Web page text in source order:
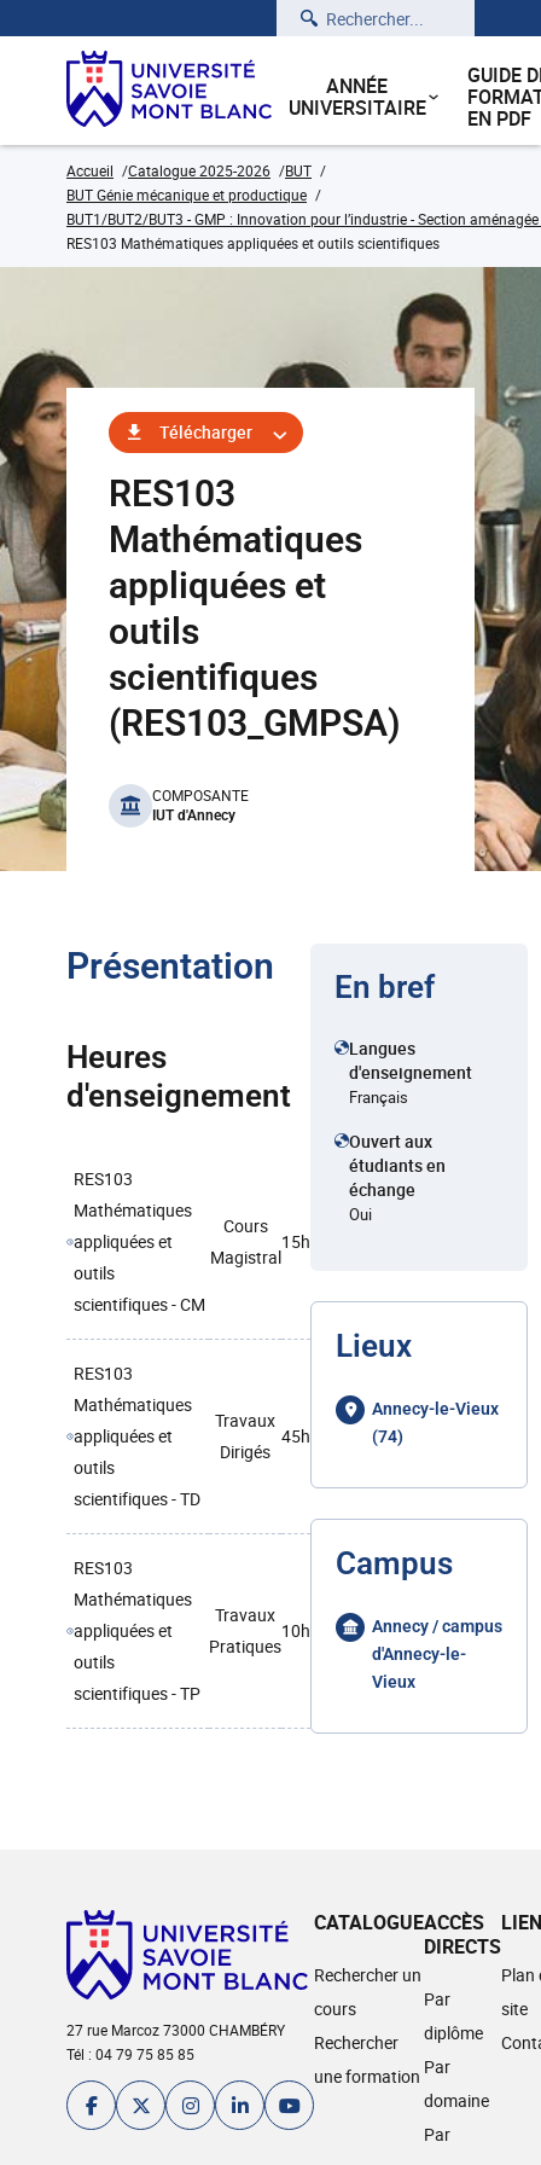
Rechercher
ANNÉE
UNIVERSITAIRE
GUIDE
EN PDF
Accueil Catalogue 2025-2026
BUT
BUT Génie mécanique et productique
BUT1/BUT2/BUT3 - GMP : Innovation pour l’industrie - Section
RES103 Mathématiques appliquées et outils scientifiques
Télécharger
RES103
Mathématiques
appliquées et
outils
scientifiques
(RES103_GMPSA)
benefits
COMPOSANTE
IUT d'Annecy
Présentation
Heures
d'enseignement
RES103
Mathématiques
appliquées et
outils
scientifiques - CM
Cours
Magistral
15h
RES103
Mathématiques
appliquées et
outils
scientifiques - TD
Travaux
Dirigés
45h
RES103
Mathématiques
appliquées et
outils
scientifiques - TP
Travaux
Pratiques
10h
En bref
Langues
d'enseignement
Français
Ouvert aux
étudiants en
échange
Oui
Lieux
Annecy-le-Vieux
(74)
Campus
Annecy / campus
d'Annecy-le-
Vieux
27 rue Marcoz 73000 CHAMBÉRY
Tél : 04 79 75 85 85
CATALOGUE
Rechercher un
cours
Rechercher
une formation
ACCÈS
DIRECTS
Par
diplôme
Par
domaine
Par
Plan
site